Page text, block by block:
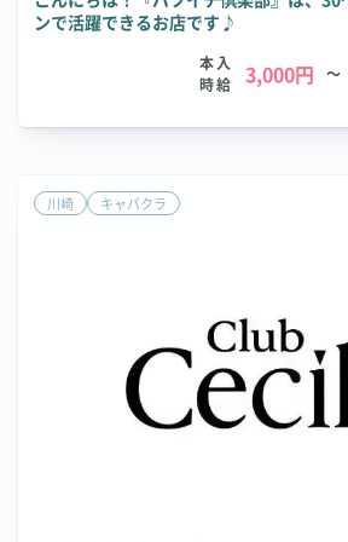
ンで活躍できるお店です♪
本入
時給
3,000円 ～
川崎 キャバクラ